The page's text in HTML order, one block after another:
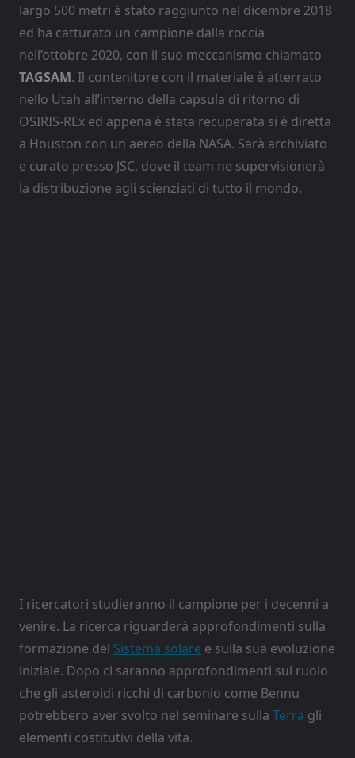
largo 500 metri è stato raggiunto nel dicembre 2018
ed ha catturato un campione dalla roccia
nell’ottobre 2020, con il suo meccanismo chiamato
TAGSAM. Il contenitore con il materiale è atterrato
nello Utah all’interno della capsula di ritorno di
OSIRIS-REx ed appena è stata recuperata si è diretta
a Houston con un aereo della NASA. Sarà archiviato
e curato presso JSC, dove il team ne supervisionerà
la distribuzione agli scienziati di tutto il mondo.
I ricercatori studieranno il campione per i decenni a
venire. La ricerca riguarderà approfondimenti sulla
formazione del Sistema solare e sulla sua evoluzione
iniziale. Dopo ci saranno approfondimenti sul ruolo
che gli asteroidi ricchi di carbonio come Bennu
potrebbero aver svolto nel seminare sulla Terra gli
elementi costitutivi della vita.